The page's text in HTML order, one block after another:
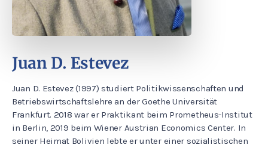
Juan D. Estevez
Juan D. Estevez (1997) studiert Politikwissenschaften und
Betriebswirtschaftslehre an der Goethe Universität
Frankfurt. 2018 war er Praktikant beim Prometheus-Institut
in Berlin, 2019 beim Wiener Austrian Economics Center. In
seiner Heimat Bolivien lebte er unter einer sozialistischen